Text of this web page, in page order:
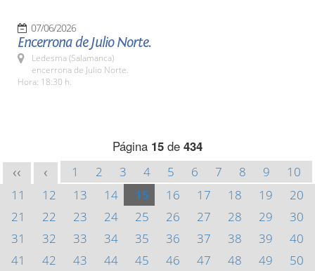
07/06/2026
Encerrona de Julio Norte.
Ledesma (Salamanca)
encerrona de Julio Norte.
Hora: 18:30 h.
Página 15 de 434
<< < 1 2 3 4 5 6 7 8 9
10
11
12 13 14 15 16 17 18 19
20
21
22 23 24 25 26 27 28 29
30
31
32 33 34 35 36 37 38 39
40
41
42 43 44 45 46 47 48 49
50